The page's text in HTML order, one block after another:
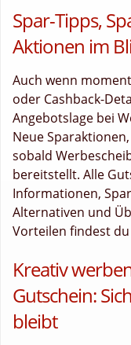
Spar-Tipps,
Aktionen im
Auch wenn
oder Cashback-
Angebotslage bei
Neue
sobald
bereitstellt. Alle
Informationen,
Alternativen und
Vorteilen findest
Kreativ
Gutschein:
bleibt